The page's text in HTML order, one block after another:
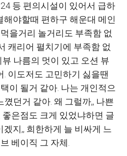
등 편의시설이 있어서 급하
해야할때 편하구 해운대 메인
을거리 놀거리도 부족함 없
캐리어 펼치기에 부족함 없
나름의 멋이 있고 오션 뷰
. 이도저도 고민하기 싫을땐
이 될거 같아. 나는 개인적으
꼈던거 같아. 왜 그럴까,, 나쁜
은점도 크게 있었냐하면 글
지,, 희한하게 늘 비싸게 느
베이직 그 자체.